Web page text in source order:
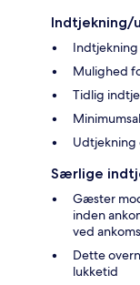
Indtjekning/
Indtjekning
Mulighed
Tidlig
Udtjekning
Særlige
Gæster
inden
ved
Dette
lukketid